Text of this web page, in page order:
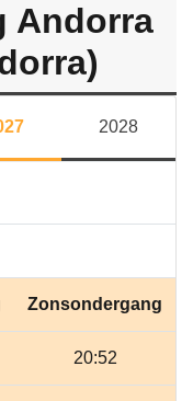
Andorra
2028
Zonsondergang
20:52